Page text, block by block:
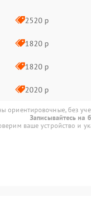
2520 р
1820 р
1820 р
2020 р
ориентировочные, без
Записывайтесь на
ваше устройство и